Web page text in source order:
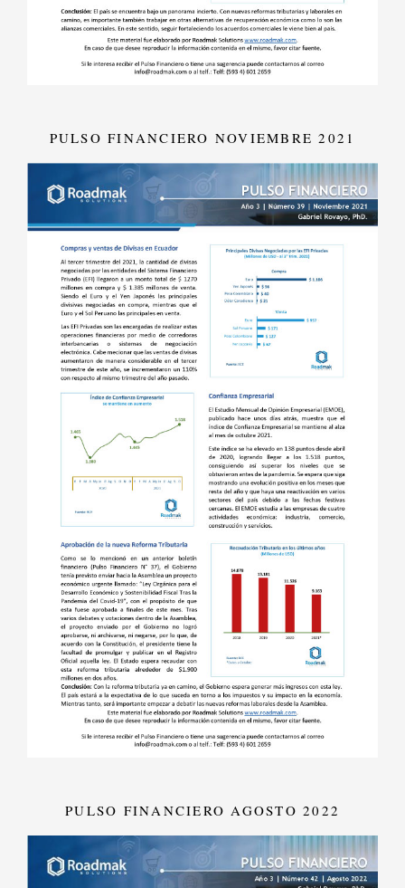
PULSO FINANCIERO NOVIEMBRE 2021
PULSO FINANCIERO AGOSTO 2022